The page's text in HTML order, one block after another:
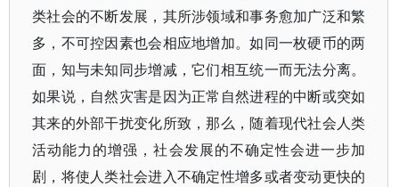
类社会的不断发展，其所涉领域和事务愈加广泛和繁
多，不可控因素也会相应地增加。如同一枚硬币的两
面，知与未知同步增减，它们相互统一而无法分离。
如果说，自然灾害是因为正常自然进程的中断或突如
其来的外部干扰变化所致，那么，随着现代社会人类
活动能力的增强，社会发展的不确定性会进一步加
剧，将使人类社会进入不确定性增多或者变动更快的